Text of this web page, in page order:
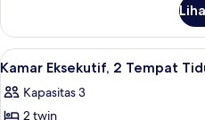
Tidur
Twin
(High
Floor)
Kamar
Deluks,
2
Tidur
Twin
Lihat
semua
foto
6
Kamar Eksekutif, 2 Tempat
Kapasitas 3
2 twin